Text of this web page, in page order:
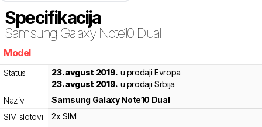
Specifikacija
Samsung Galaxy Note10 Dual
Model
Status 23. avgust 2019. u prodaji Evropa
23. avgust 2019. u prodaji Srbija
Naziv
Samsung Galaxy Note10 Dual
SIM slotovi
2x SIM